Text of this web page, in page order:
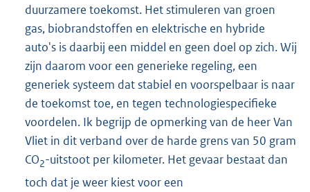
duurzamere toekomst. Het stimuleren van groen
gas, biobrandstoffen en elektrische en hybride
auto's is daarbij een middel en geen doel op zich. Wij
zijn daarom voor een generieke regeling, een
generiek systeem dat stabiel en voorspelbaar is naar
de toekomst toe, en tegen technologiespecifieke
voordelen. Ik begrijp de opmerking van de heer Van
Vliet in dit verband over de harde grens van 50 gram
CO2-uitstoot per kilometer. Het gevaar bestaat dan
toch dat je weer kiest voor een